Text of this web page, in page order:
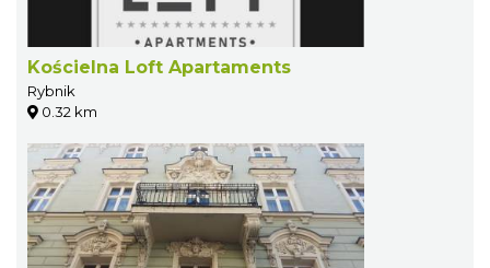
Kościelna Loft Apartaments
Rybnik
0.32 km